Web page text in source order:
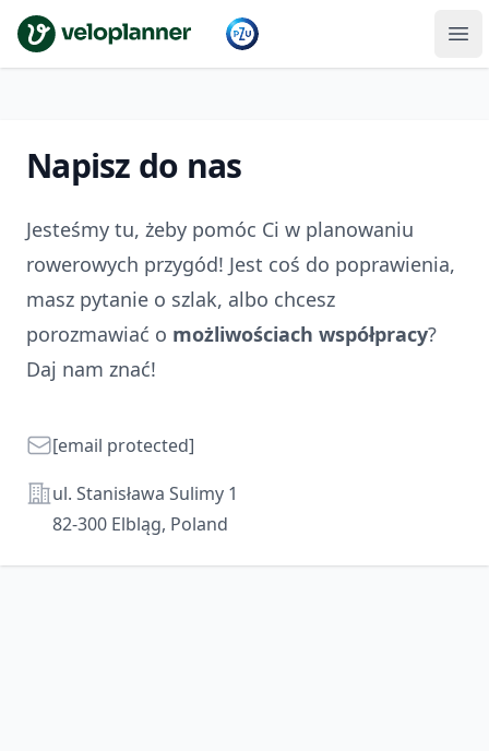
VeloPlanner
Napisz do nas
Jesteśmy tu, żeby pomóc Ci w planowaniu
rowerowych przygód! Jest coś do poprawienia,
masz pytanie o szlak, albo chcesz
porozmawiać o możliwościach współpracy?
Daj nam znać!
Email[email protected]
Adresul. Stanisława Sulimy 1
82-300 Elbląg, Poland